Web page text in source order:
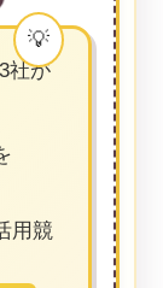
社が
用競